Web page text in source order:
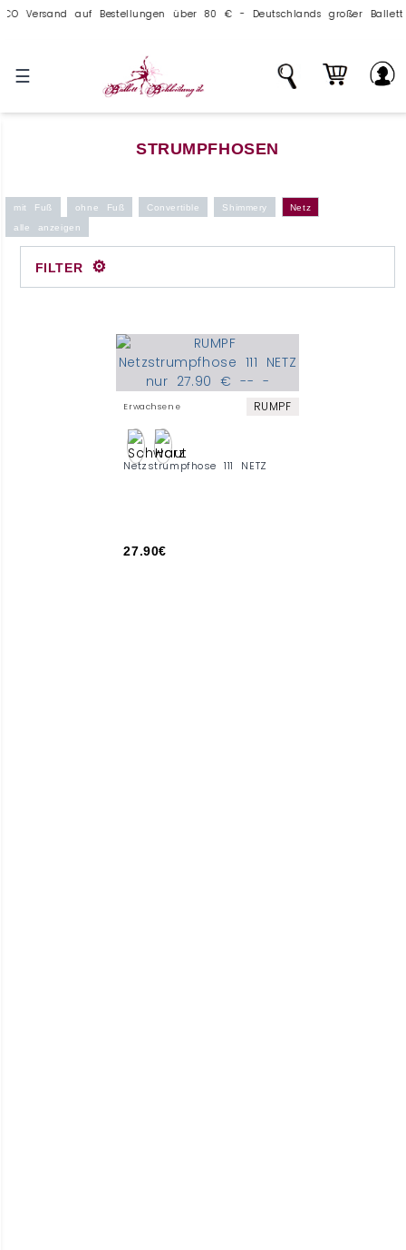
Versand auf Bestellungen über 80 € - Deutschlands großer
☰
STRUMPFHOSEN
mit Fuß ohne Fuß Convertible Shimmery
Netz
alle anzeigen
FILTER ⚙
Erwachsene RUMPF
Netzstrumpfhose 111 NETZ
27.90€